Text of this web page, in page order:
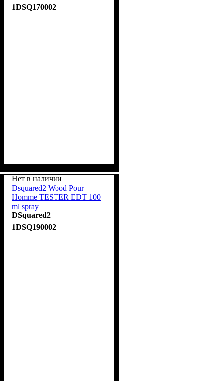
1DSQ170002
Нет в наличии
Dsquared2 Wood Pour
Homme TESTER EDT 100
ml spray
DSquared2
1DSQ190002